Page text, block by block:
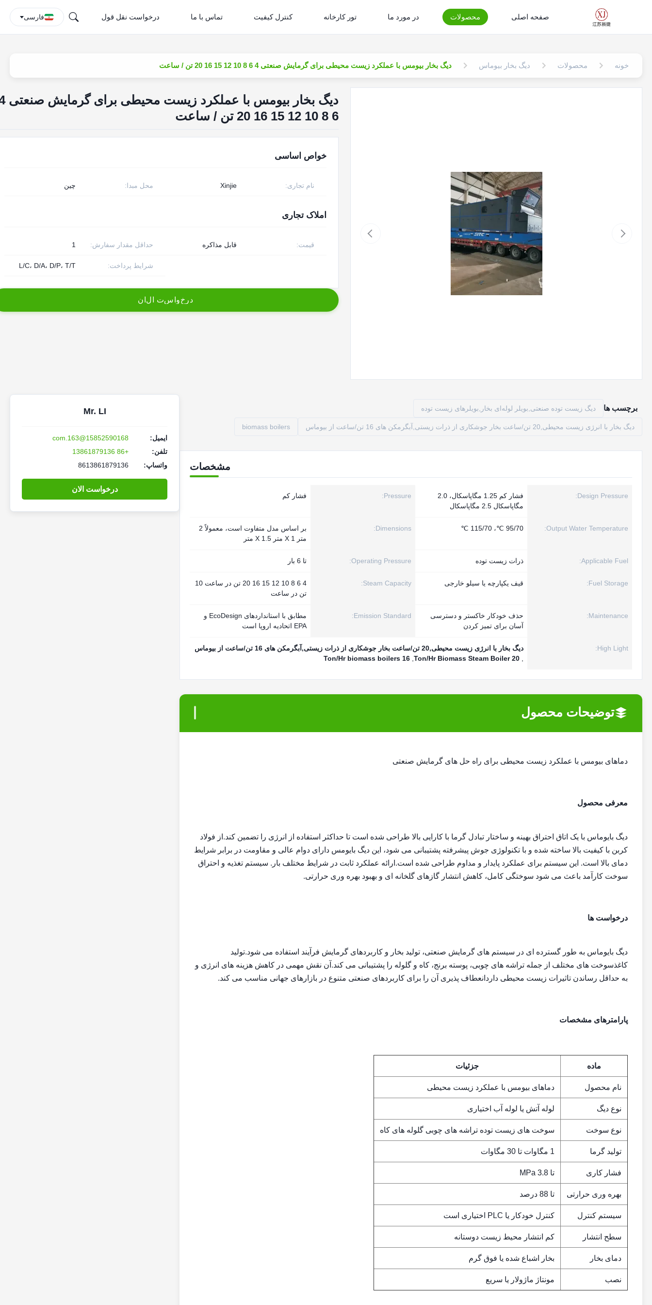
صفحه اصلی محصولات در مورد ما تور کارخانه کنترل کیفیت تماس با ما درخواست نقل قول فارسی
خونه محصولات دیگ بخار بیوماس دیگ بخار بیومس با عملکرد زیست محیطی برای گرمایش صنعتی 4 6 8 10 12 15 16 20 تن / ساعت
دیگ بخار بیومس با
6 8 10 12 15 16 20 تن / ساعت
خواص اساسی
محل مبدا: چین نام تجاری: Xinjie
املاک تجاری
حداقل مقدار سفارش: 1 قیمت: قابل مذاکره
شرایط پرداخت: L/C، D/A، D/P، T/T
در خو ست ل ن
برچسب ها دیگ زیست توده صنعتی,بویلر لوله‌ای بخار,بویلرهای زیست توده
دیگ بخار با انرژی زیست محیطی,20 تن/ساعت بخار جوشکاری از ذرات زیستی,آبگرمکن های 16 تن/ساعت از بیوماس biomass boilers
مشخصات
Design Pressure:
فشار کم 1.25 مگاپاسکال، 2.0
مگاپاسکال 2.5 مگاپاسکال
Pressure: فشار کم
Output Water Temperature: 95/70 ℃، 115/70 ℃ Dimensions:
بر اساس مدل متفاوت است، معمولاً 2
متر X 1 متر X 1.5 متر
Applicable Fuel: ذرات زیست توده Operating Pressure: تا 6 بار
Fuel Storage: قیف یکپارچه یا سیلو خارجی Steam Capacity:
4 6 8 10 12 15 16 20 تن در ساعت 10
تن در ساعت
Maintenance:
حذف خودکار خاکستر و دسترسی
آسان برای تمیز کردن
Emission Standard:
مطابق با استانداردهای EcoDesign و
EPA اتحادیه اروپا است
High Light:
دیگ بخار با انرژی زیست محیطی,20 تن/ساعت بخار جوشکاری از ذرات زیستی,آبگرمکن های 16 تن/ساعت از بیوماس
20 Ton/Hr Biomass Steam Boiler
16 Ton/Hr biomass boilers
توضیحات محصول
دماهای بیومس با عملکرد زیست محیطی برای راه حل های گرمایش صنعتی
معرفی محصول
دیگ بایوماس با یک اتاق احتراق بهینه و ساختار تبادل گرما با کارایی بالا طراحی شده است تا حداکثر استفاده از انرژی را تضمین کند.از فولاد
کربن با کیفیت بالا ساخته شده و با تکنولوژی جوش پیشرفته پشتیبانی می شود، این دیگ بایومس دارای دوام عالی و مقاومت در برابر شرایط
دمای بالا است. این سیستم برای عملکرد پایدار و مداوم طراحی شده است.ارائه عملکرد ثابت در شرایط مختلف بار. سیستم تغذیه و احتراق
سوخت کارآمد باعث می شود سوختگی کامل، کاهش انتشار گازهای گلخانه ای و بهبود بهره وری حرارتی.
درخواست ها
دیگ بایوماس به طور گسترده ای در سیستم های گرمایش صنعتی، تولید بخار و کاربردهای گرمایش فرآیند استفاده می شود.تولید
کاغذسوخت های مختلف از جمله تراشه های چوبی، پوسته برنج، کاه و گلوله را پشتیبانی می کند.آن نقش مهمی در کاهش هزینه های انرژی و
به حداقل رساندن تاثیرات زیست محیطی داردانعطاف پذیری آن را برای کاربردهای صنعتی متنوع در بازارهای جهانی مناسب می کند.
پارامترهای مشخصات
ماده جزئیات
نام محصول دماهای بیومس با عملکرد زیست محیطی
نوع دیگ لوله آتش یا لوله آب اختیاری
نوع سوخت سوخت های زیست توده تراشه های چوبی گلوله های کاه
تولید گرما 1 مگاوات تا 30 مگاوات
فشار کاری تا 3.8 MPa
بهره وری حرارتی تا 88 درصد
سیستم کنترل کنترل خودکار یا PLC اختیاری است
سطح انتشار کم انتشار محیط زیست دوستانه
دمای بخار بخار اشباع شده یا فوق گرم
نصب مونتاژ ماژولار یا سریع
Mr. LI
ایمیل:
15852590168@163.com
تلفن:
+86 13861879136
واتساپ:
8613861879136
درخواست الان